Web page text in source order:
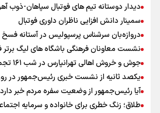
دیدار دوستانه تیم های فوتبال سپاهان-ذوب
سمینار دانش افزایی ناظران داوری فوتبال
دروازه‌بان سرشناس پرسپولیس در آستانه فسخ
نشست معاونان فرهنگی باشگاه های لیگ برتر
جوش و خروش اهالی تهرانپارس در شب ۱۶۱ تجمعات
یکصد ثانیه از نشست خبری رئیس‌جمهور در روز
آیا رئیس‌جمهور از وضعیت سفره مردم خبر
طلاق؛ زنگ خطری برای خانواده و سرمایه